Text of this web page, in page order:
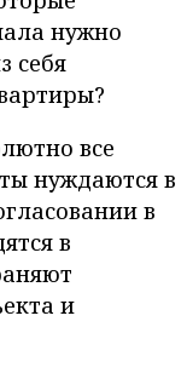
нужно
себя
все
нуждаются в
в
в
и